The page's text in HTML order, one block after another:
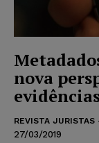
nova
REVISTA
27/03/2019